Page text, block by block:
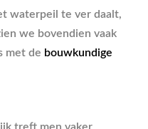
waterpeil te ver daalt,
we bovendien vaak
met de bouwkundige
treft men vaker